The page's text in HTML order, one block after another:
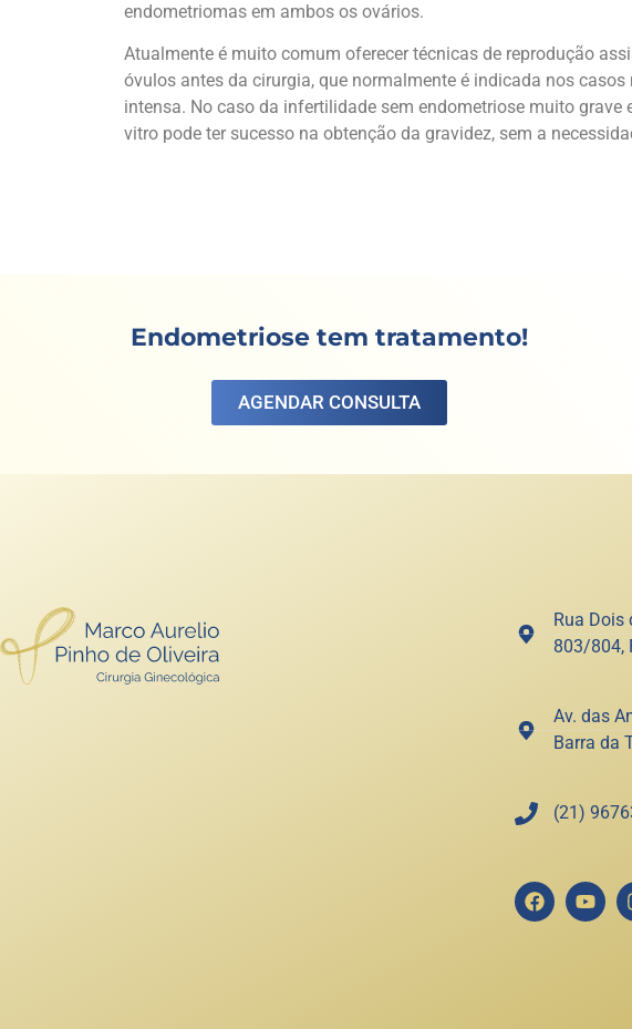
endometriomas em ambos os ovários.
Atualmente é muito comum oferecer técnicas de reprodução
óvulos antes da cirurgia, que normalmente é indicada nos
intensa. No caso da infertilidade sem endometriose muito grave
vitro pode ter sucesso na obtenção da gravidez, sem a
Endometriose tem tratamento!
AGENDAR CONSULTA
Rua Dois
803/804,
Av. das
Barra da
(21)